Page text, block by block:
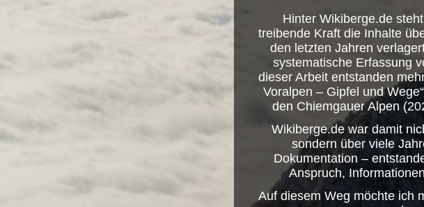
Hinter Wikiberge.de
treibende Kraft die Inhalte
den letzten Jahren
systematische Erfassung
dieser Arbeit entstanden
Voralpen – Gipfel und
den Chiemgauer Alpen
Wikiberge.de war damit
sondern über viele
Dokumentation –
Anspruch,
Auf diesem Weg möchte ich